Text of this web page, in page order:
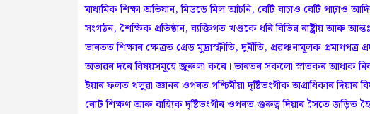
মাধ্যমিক শিক্ষা অভিযান, মিডডে মিল আঁচনি, বেটি বাচাও বেটি পাঢ়াও
সংগঠন, শৈক্ষিক প্ৰতিষ্ঠান, ব্যক্তিগত খণ্ডকে ধৰি বিভিন্ন ৰাষ্ট্ৰীয় আৰু
ভাৰতত শিক্ষাৰ ক্ষেত্ৰত গ্ৰেড মুদ্ৰাস্ফীতি, দুৰ্নীতি, প্ৰৱঞ্চনামূলক
অভাৱৰ দৰে বিষয়সমূহে জুৰুলা কৰে। ভাৰতৰ সকলো স্নাতকৰ আধাক
ইয়াৰ ফলত থলুৱা জ্ঞানৰ ওপৰত পশ্চিমীয়া দৃষ্টিভংগীক অগ্ৰাধিকাৰ দিয়াৰ
ৰোট শিক্ষণ আৰু বাহ্যিক দৃষ্টিভংগীৰ ওপৰত গুৰুত্ব দিয়াৰ সৈতে জড়িত